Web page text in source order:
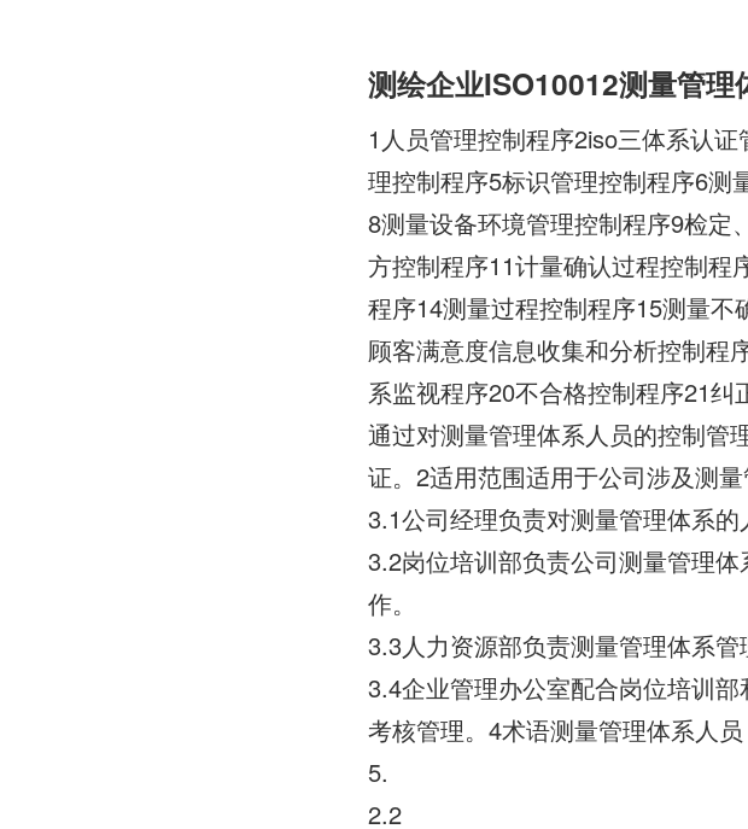
测绘企业ISO10012测量管理
1人员管理控制程序2iso三体系认
理控制程序5标识管理控制程序6测
8测量设备环境管理控制程序9检定
方控制程序11计量确认过程控制程
程序14测量过程控制程序15测量
顾客满意度信息收集和分析控制程
系监视程序20不合格控制程序21
通过对测量管理体系人员的控制管
证。2适用范围适用于公司涉及测
3.1公司经理负责对测量管理体系的
3.2岗位培训部负责公司测量管理
作。
3.3人力资源部负责测量管理体系管
3.4企业管理办公室配合岗位培训
考核管理。4术语测量管理体系人
5.
2.2